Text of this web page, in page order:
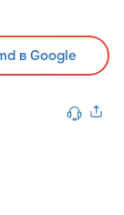
в Google